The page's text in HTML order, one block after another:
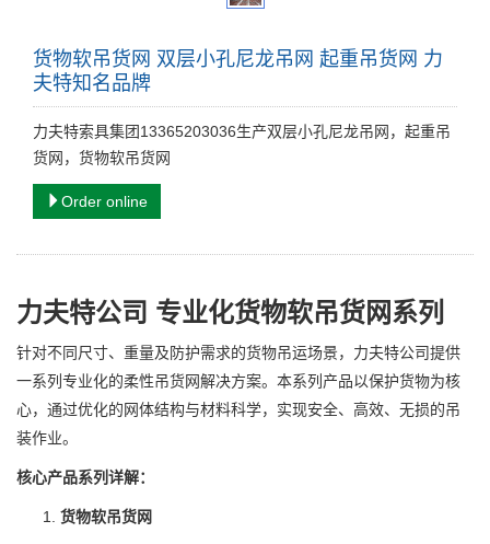
货物软吊货网 双层小孔尼龙吊网 起重吊货网 力
夫特知名品牌
力夫特索具集团13365203036生产双层小孔尼龙吊网，起重吊
货网，货物软吊货网
Order online
力夫特公司 专业化货物软吊货网系列
针对不同尺寸、重量及防护需求的货物吊运场景，力夫特公司提供
一系列专业化的柔性吊货网解决方案。本系列产品以保护货物为核
心，通过优化的网体结构与材料科学，实现安全、高效、无损的吊
装作业。
核心产品系列详解：
货物软吊货网